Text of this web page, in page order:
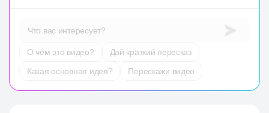
Что вас интересует?
О чем это видео?
Дай краткий пересказ
Какая основная идея?
Перескажи видео